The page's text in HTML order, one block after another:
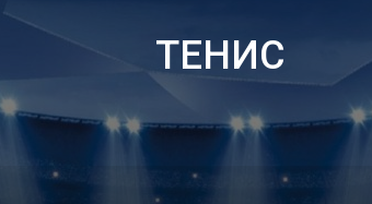
ТЕНИС